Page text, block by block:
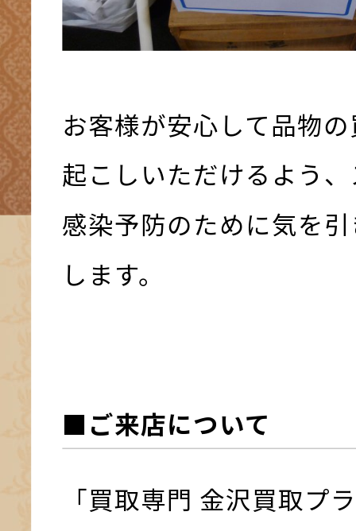
お客様が安心して品物
起こしいただけるよう
感染予防のために気を
します。
■ご来店について
「買取専門 金沢買取プ